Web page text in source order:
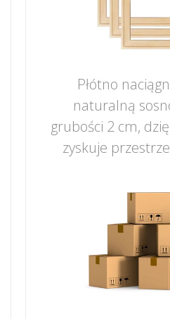
Płótno
naturalną
grubości 2 cm,
zyskuje